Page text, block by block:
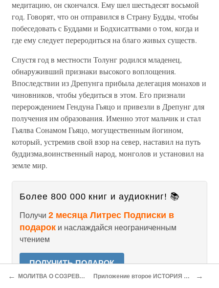
медитацию, он скончался. Ему шел шестьдесят восьмой
год. Говорят, что он отправился в Страну Будды, чтобы
побеседовать с Буддами и Бодхисаттвами о том, когда и
где ему следует переродиться на благо живых существ.
Спустя год в местности Толунг родился младенец,
обнаруживший признаки высокого воплощения.
Впоследствии из Дрепунга прибыла делегация монахов и
чиновников, чтобы убедиться в этом. Его признали
перерождением Гендуна Гьяцо и привезли в Дрепунг для
получения им образования. Именно этот мальчик и стал
Гьялва Сонамом Гьяцо, могущественным йогином,
который, устремив свой взор на север, наставил на путь
буддизма,воинственный народ, монголов и установил на
земле мир.
Более 800 000 книг и аудиокниг! 📚
Получи 2 месяца Литрес Подписки в
подарок и наслаждайся неограниченным
чтением
ПОЛУЧИТЬ ПОДАРОК
←
МОЛИТВА О СОЗРЕВАНИИ ДОБРОДЕТЕЛИ Приложение второе ИСТОРИЯ ЧЕТЫРНАДЦАТИ ДАЛАЙ ЛАМ →